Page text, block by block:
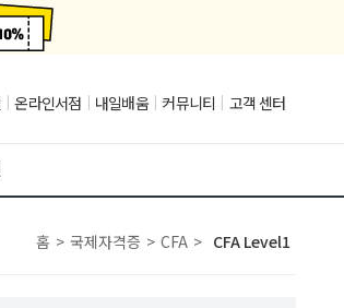
| 온라인서점 | 내일배움 | 커뮤니티 | 고객 센터
홈 > 국제자격증 > CFA > CFA Level1